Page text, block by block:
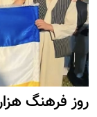
روز فرهنگ